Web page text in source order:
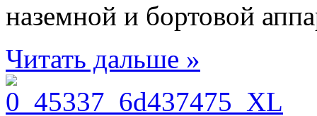
наземной и бортовой
Читать дальше »